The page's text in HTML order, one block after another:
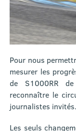
Pour nous
mesurer les
de S1000RR
reconnaître le
journalistes invités.
Les seuls